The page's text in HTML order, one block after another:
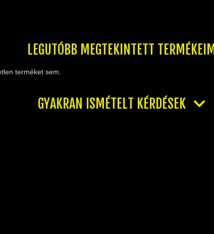
LEGUTÓBB MEGTEKINTETT TERMÉKEIM
terméket sem.
GYAKRAN ISMÉTELT KÉRDÉSEK